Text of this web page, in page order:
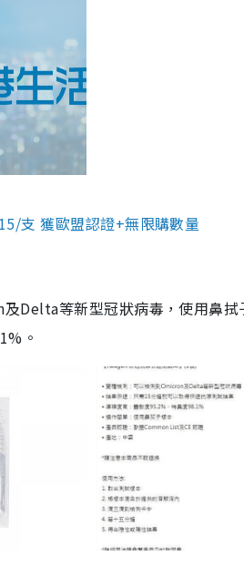
支 獲歐盟認證+無限購數量
Delta等新型冠狀病毒，使用鼻拭
。